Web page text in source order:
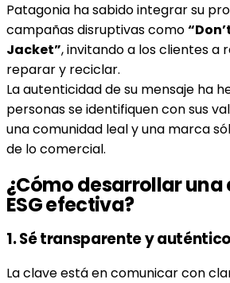
Patagonia ha sabido integrar su
campañas disruptivas como
Jacket”, invitando a los clientes a
reparar y reciclar.
La autenticidad de su mensaje ha
personas se identifiquen con sus
una comunidad leal y una marca
de lo comercial.
¿Cómo desarrollar
ESG efectiva?
1. Sé transparente y auténtico
La clave está en comunicar con